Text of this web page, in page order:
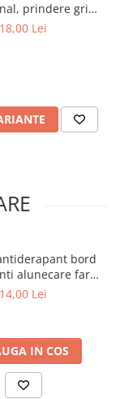
prindere grila
rotire 360°
18,00 Lei
bord
alunecare fara
lipire
14,00 Lei
IN COS